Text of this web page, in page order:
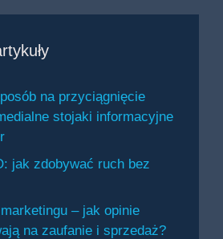
na przyciągnięcie
stojaki informacyjne
jak zdobywać ruch bez
– jak opinie
na zaufanie i sprzedaż?